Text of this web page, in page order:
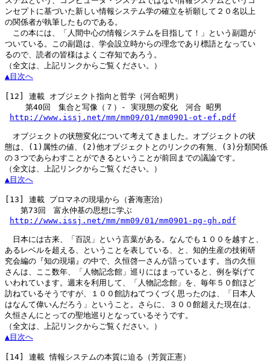
ンセプトに基づいた新しい情報システム学の確立を祈願して２０名以上
の関係者が執筆したものである。
この本には、「人間中心の情報システムを目指して！」という副題が
ついている。この副題は、学会設立時からの理念であり標語となってい
るので、読者の皆様はよくご存知であろう。
▲目次へ
[12]
連載 オブジェクト指向と哲学（河合昭男）
第40回　集合と写像（７）- 実現態の変化　河合 昭男
http://www.issj.net/mm/mm09/01/mm0901-ot-ef.pdf
オブジェクトの状態変化について考えてきました。オブジェクトの状
態は、(1)属性の値、(2)他オブジェクトとのリンクの有無、(3)分類関係
の３つであらわすことができるということが前回までの議論です。
▲目次へ
[13]
連載 プロマネの現場から（蒼海憲治）
第73回　富永仲基の思想に学ぶ
http://www.issj.net/mm/mm09/01/mm0901-pg-gh.pdf
日本には古来、「百説」という言葉がある。なんでも１００を越すと、
あるレベルを超える、ということを表している、と、知的生産の技術研
究会編の『知の現場』の中で、久恒啓一さんが語っています。当の久恒
さんは、ここ数年、「人物記念館」巡りにはまっていると、例を挙げて
いわれています。週末を利用して、「人物記念館」を、毎年５０館ほど
訪ねているそうですが、１００館訪ねてつくづく思ったのは、「日本人
はなんて偉いんだろう」ということ。さらに、３００館超えた現在は、
久恒さんにとっての聖地巡りとなっているそうです。
▲目次へ
[14]
連載 情報システムの本質に迫る（芳賀正憲）